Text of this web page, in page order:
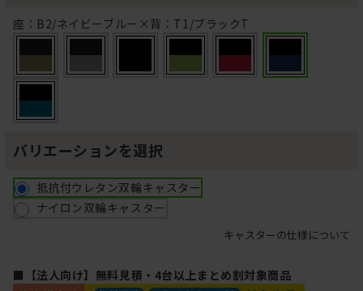
座：B2/ネイビーブルー×背：T1/ブラックT
バリエーションを選択
抵抗付ウレタン双輪キャスター
ナイロン双輪キャスター
キャスターの仕様について
■【法人向け】無料見積・4台以上まとめ割対象商品